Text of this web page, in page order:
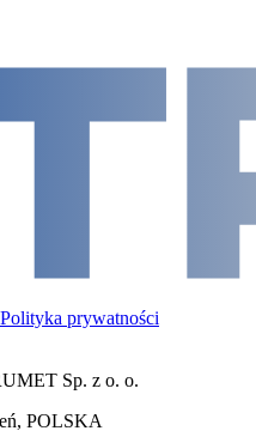
Polityka prywatności
Sp. z o. o.
POLSKA